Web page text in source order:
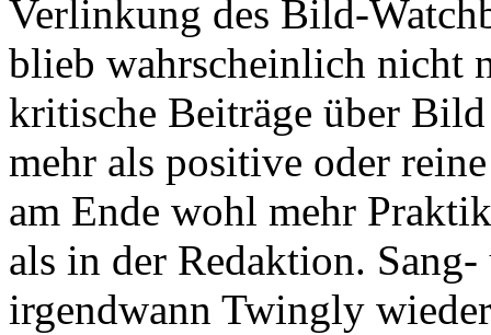
Verlinkung des Bild-
blieb wahrscheinlich nicht
kritische Beiträge über
mehr als positive oder
am Ende wohl mehr
als in der Redaktion.
irgendwann Twingly